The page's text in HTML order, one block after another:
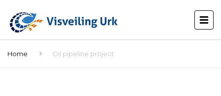
Home Oil pipeline project